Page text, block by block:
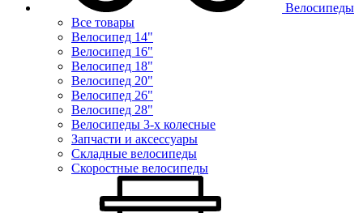
Велосипеды
Все товары
Велосипед 14"
Велосипед 16"
Велосипед 18"
Велосипед 20"
Велосипед 26"
Велосипед 28"
Велосипеды 3-х колесные
Запчасти и аксессуары
Складные велосипеды
Скоростные велосипеды